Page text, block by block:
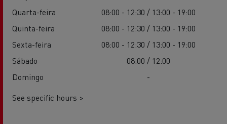
Quarta-feira
08:00 - 12:30 / 13:00 - 19:00
Quinta-feira
08:00 - 12:30 / 13:00 - 19:00
Sexta-feira
08:00 - 12:30 / 13:00 - 19:00
Sábado
08:00 / 12:00
Domingo
-
See specific hours >